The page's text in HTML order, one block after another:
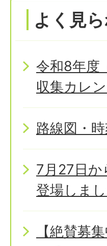
よく見
令和8年度
収集カレ
路線図・
7月27日
登場しまし
【絶賛募